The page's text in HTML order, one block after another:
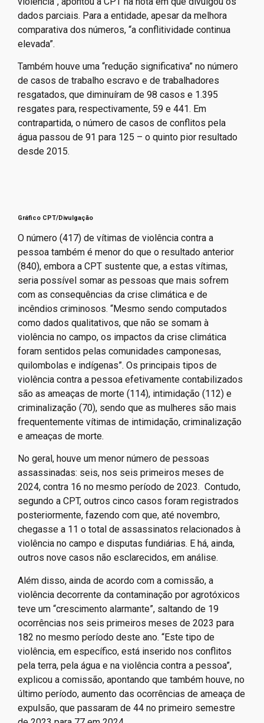
dados parciais. Para a entidade, apesar da melhora
comparativa dos números, “a conflitividade continua
elevada”.
Também houve uma “redução significativa” no número
de casos de trabalho escravo e de trabalhadores
resgatados, que diminuíram de 98 casos e 1.395
resgates para, respectivamente, 59 e 441. Em
contrapartida, o número de casos de conflitos pela
água passou de 91 para 125 – o quinto pior resultado
desde 2015.
Gráfico CPT/Divulgação
O número (417) de vítimas de violência contra a
pessoa também é menor do que o resultado anterior
(840), embora a CPT sustente que, a estas vítimas,
seria possível somar as pessoas que mais sofrem
com as consequências da crise climática e de
incêndios criminosos. “Mesmo sendo computados
como dados qualitativos, que não se somam à
violência no campo, os impactos da crise climática
foram sentidos pelas comunidades camponesas,
quilombolas e indígenas”. Os principais tipos de
violência contra a pessoa efetivamente contabilizados
são as ameaças de morte (114), intimidação (112) e
frequentemente vítimas de intimidação, criminalização
e ameaças de morte.
No geral, houve um menor número de pessoas
assassinadas: seis, nos seis primeiros meses de
2024, contra 16 no mesmo período de 2023. Contudo,
segundo a CPT, outros cinco casos foram registrados
posteriormente, fazendo com que, até novembro,
violência no campo e disputas fundiárias. E há, ainda,
outros nove casos não esclarecidos, em análise.
Além disso, ainda de acordo com a comissão, a
violência decorrente da contaminação por agrotóxicos
teve um “crescimento alarmante”, saltando de 19
ocorrências nos seis primeiros meses de 2023 para
182 no mesmo período deste ano. “Este tipo de
violência, em específico, está inserido nos conflitos
pela terra, pela água e na violência contra a pessoa”,